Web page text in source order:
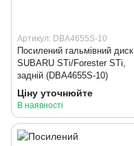
Артикул: DBA4655S-10
Посилений гальмівний диск
SUBARU STi/Forester STi,
задній (DBA4655S-10)
Ціну уточнюйте
В наявності